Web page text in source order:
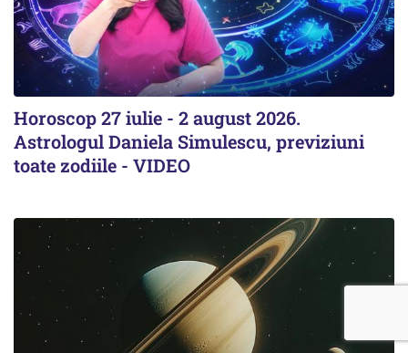
Horoscop 27 iulie - 2 august 2026.
Astrologul Daniela Simulescu, previziuni
toate zodiile - VIDEO